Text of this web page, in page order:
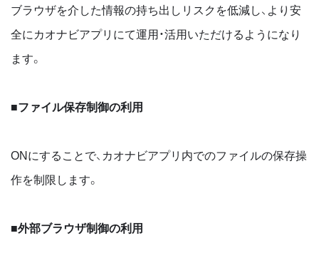
ブラウザを介した情報の持ち出しリスクを低減し、より安
全にカオナビアプリにて運用・活用いただけるようになり
ます。
■ファイル保存制御の利用
ONにすることで、カオナビアプリ内でのファイルの保存操
作を制限します。
■外部ブラウザ制御の利用